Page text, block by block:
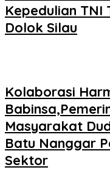
Kepedulian TNI
Dolok Silau
Kolaborasi
Masyarakat
Batu Nanggar
Sektor